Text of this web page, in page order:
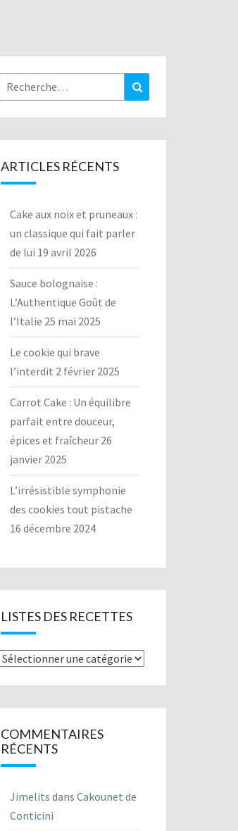
Rechercher :
ARTICLES RÉCENTS
Cake aux noix et pruneaux :
un classique qui fait parler
de lui 19 avril 2026
Sauce bolognaise :
L’Authentique Goût de
l’Italie 25 mai 2025
Le cookie qui brave
l’interdit 2 février 2025
Carrot Cake : Un équilibre
parfait entre douceur,
épices et fraîcheur 26
janvier 2025
L’irrésistible symphonie
des cookies tout pistache
16 décembre 2024
LISTES DES RECETTES
Listes
COMMENTAIRES
RÉCENTS
Jimelits dans Cakounet de
Conticini